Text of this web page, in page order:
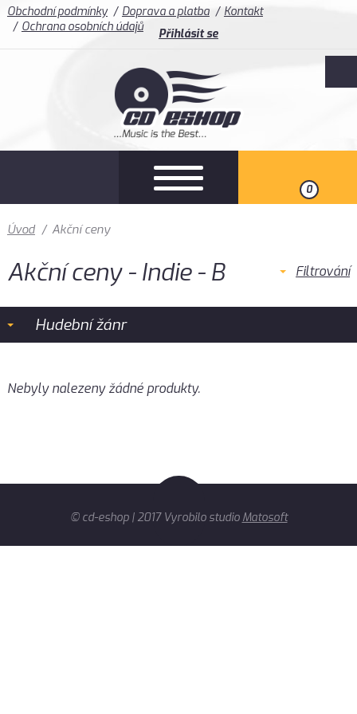
Obchodní podmínky Doprava a platba
Kontakt
Ochrana osobních údajů
Přihlásit se
0
Úvod / Akční ceny
Akční ceny - Indie - B Filtrování
Hudební žánr
Nebyly nalezeny žádné produkty.
© cd-eshop | 2017 Vyrobilo studio Matosoft